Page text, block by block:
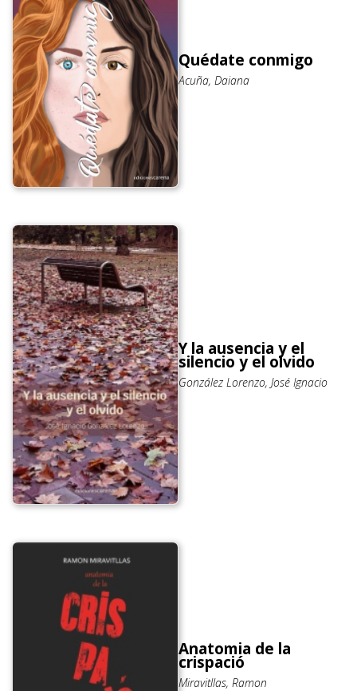
Quédate conmigo
Acuña, Daiana
Y la ausencia y el
silencio y el olvido
González Lorenzo, José Ignacio
Anatomia de la
crispació
Miravitllas, Ramon